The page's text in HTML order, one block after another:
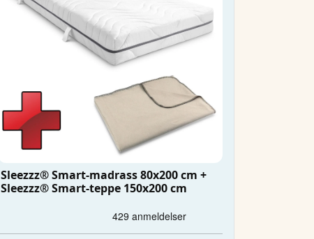
Sleezzz® Smart-madrass 80x200 cm +
Sleezzz® Smart-teppe 150x200 cm